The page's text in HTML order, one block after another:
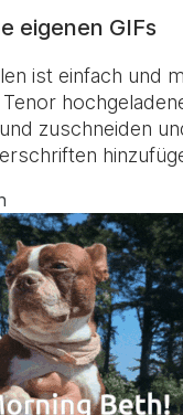
eigenen GIFs
ist einfach und
zuschneiden